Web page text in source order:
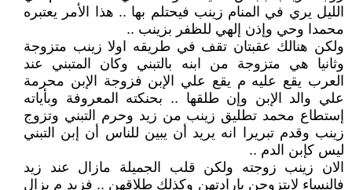
الليل يري في المنام زينب فيحتلم بها .. هذا الأمر يعتبره
محمدا وحي وإذن إلهي للظفر بزينب ..
ولكن هنالك عقبتان تقف في طريقه اولا زينب متزوجة
وثانيا هي متزوجة من ابنه بالتبني وكان المتبني عند
العرب يقع عليه م يقع علي الإبن فزوجة الإبن محرمة
علي والد الإبن وإن طلقها .. بحنكته المعروفة وبأياته
إستطاع محمد تطليق زينب من زيد وحرم التبني وتزوج
زينب وقدم تبريرا انه يريد أن يبين للناس أن إبن التبني
ليس كإبن الدم ..
الان زينب زوجته ولكن قلب الجميلة مازال عند زيد
فالنساء لايتزوجن بإرادتهن وكذلك طلاقهن .. فزيد م يزال